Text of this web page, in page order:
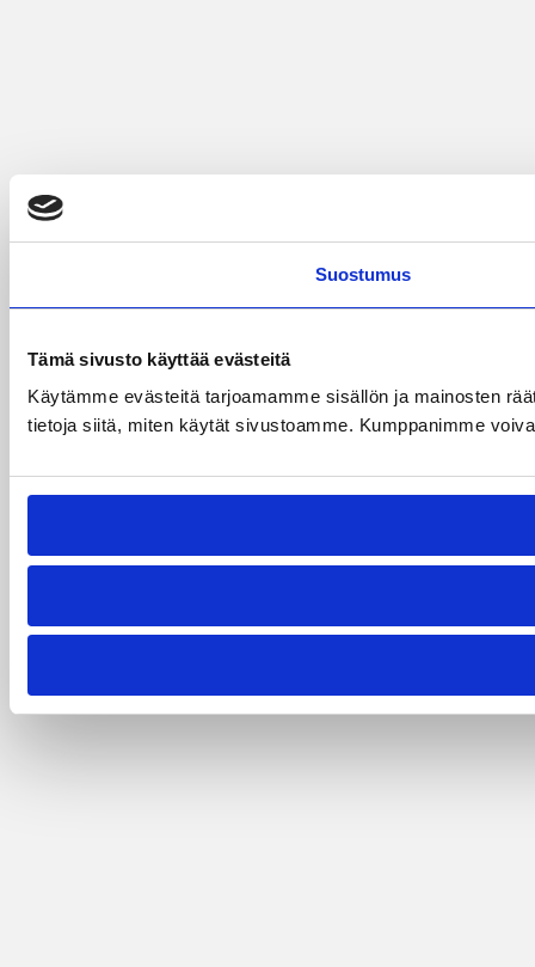
Suostumus
Tämä sivusto käyttää evästeitä
Käytämme evästeitä tarjoamamme sisällön ja mainosten
tietoja siitä, miten käytät sivustoamme. Kumppanimme